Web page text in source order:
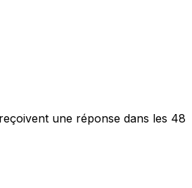
une réponse dans les 48